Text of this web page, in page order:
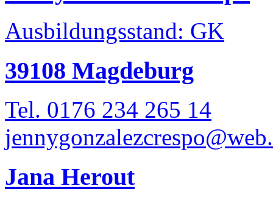
Ausbildungsstand: GK
39108 Magdeburg
Tel. 0176 234 265 14
Jana Herout